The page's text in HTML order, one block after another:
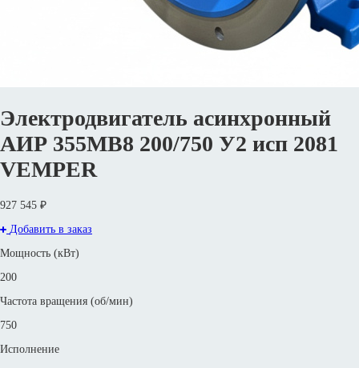
Электродвигатель асинхронный
АИР 355МВ8 200/750 У2 исп 2081
VEMPER
927 545 ₽
Добавить в заказ
Мощность (кВт)
200
Частота вращения (об/мин)
750
Исполнение